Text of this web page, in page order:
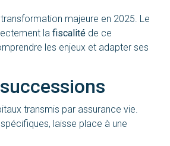
majeure en 2025. Le
la fiscalité de ce
les enjeux et adapter ses
transmis par assurance vie.
laisse place à une